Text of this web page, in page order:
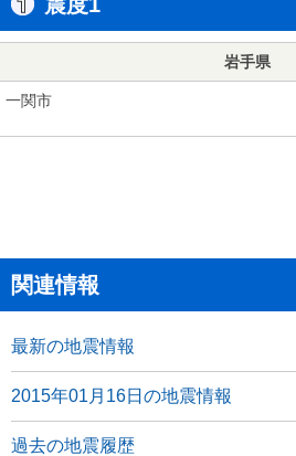
岩手県
一関市
関連情報
最新の地震情報
2015年01月16日の地震情報
過去の地震履歴